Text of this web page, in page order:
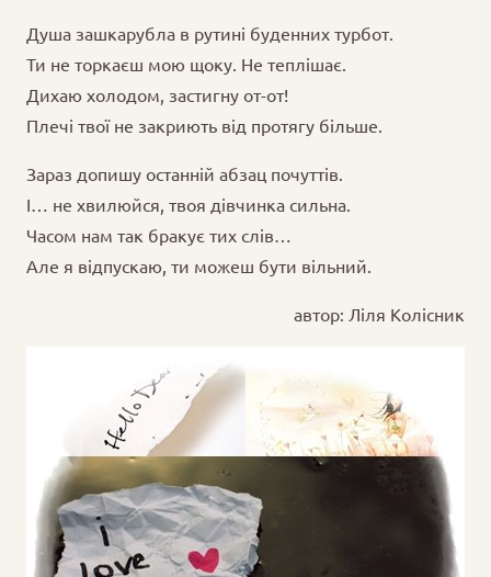
Душа зашкарубла в рутині буденних турбот.
Ти не торкаєш мою щоку. Не теплішає.
Дихаю холодом, застигну от-от!
Плечі твої не закриють від протягу більше.
Зараз допишу останній абзац почуттів.
І… не хвилюйся, твоя дівчинка сильна.
Часом нам так бракує тих слів…
Але я відпускаю, ти можеш бути вільний.
автор: Ліля Колісник